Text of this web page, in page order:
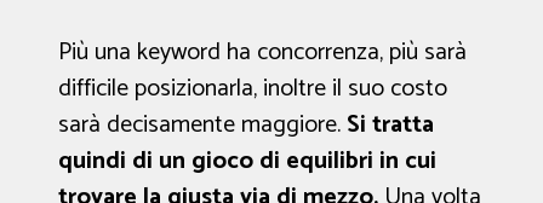
Più una keyword ha concorrenza, più sarà
difficile posizionarla, inoltre il suo costo
sarà decisamente maggiore.Si tratta
quindi di un gioco di equilibri in cui